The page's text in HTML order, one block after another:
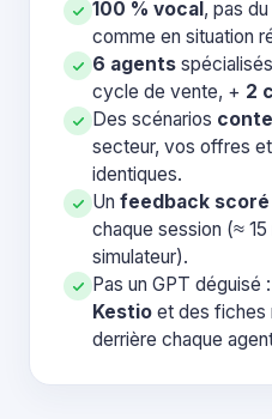
100 % vocal, pas
comme en situation
6 agents
cycle de vente, + 2
Des scénarios
secteur, vos offres
identiques.
Un feedback scoré
chaque session (≈ 15
simulateur).
Pas un GPT déguisé :
Kestio et des fiches
derrière chaque